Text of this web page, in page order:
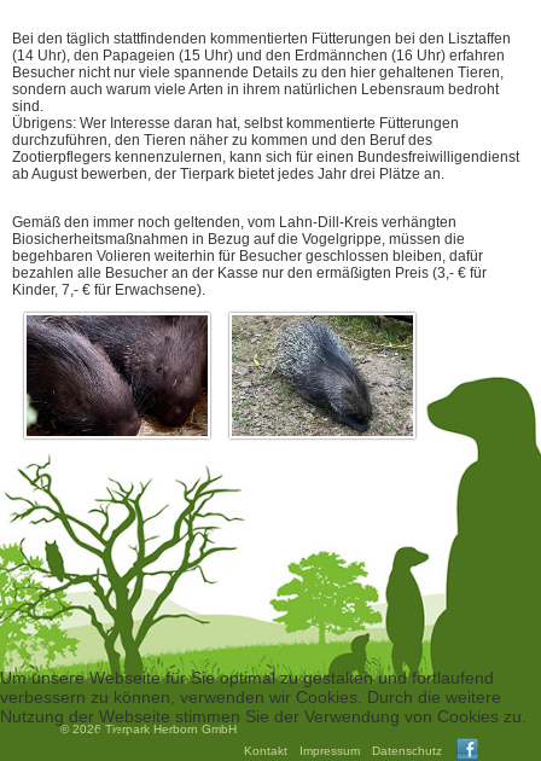
Bei den täglich stattfindenden kommentierten Fütterungen bei den Lisztaffen
(14 Uhr), den Papageien (15 Uhr) und den Erdmännchen (16 Uhr) erfahren
Besucher nicht nur viele spannende Details zu den hier gehaltenen Tieren,
sondern auch warum viele Arten in ihrem natürlichen Lebensraum bedroht
sind.
Übrigens: Wer Interesse daran hat, selbst kommentierte Fütterungen
durchzuführen, den Tieren näher zu kommen und den Beruf des
Zootierpflegers kennenzulernen, kann sich für einen Bundesfreiwilligendienst
ab August bewerben, der Tierpark bietet jedes Jahr drei Plätze an.
Gemäß den immer noch geltenden, vom Lahn-Dill-Kreis verhängten
Biosicherheitsmaßnahmen in Bezug auf die Vogelgrippe, müssen die
begehbaren Volieren weiterhin für Besucher geschlossen bleiben, dafür
bezahlen alle Besucher an der Kasse nur den ermäßigten Preis (3,- € für
Kinder, 7,- € für Erwachsene).
© 2026 Tierpark Herborn GmbH
Kontakt
Impressum Datenschutz
Um unsere Webseite für Sie optimal zu gestalten und fortlaufend
verbessern zu können, verwenden wir Cookies. Durch die weitere
Nutzung der Webseite stimmen Sie der Verwendung von Cookies zu.
AkzeptierenAblehnen